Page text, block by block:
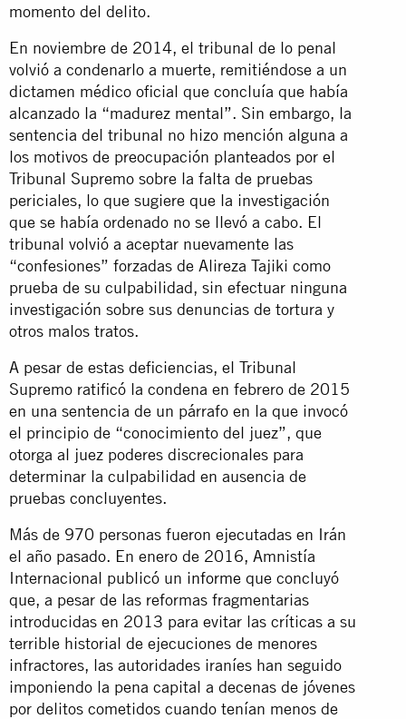
momento del delito.
En noviembre de 2014, el tribunal de lo penal
volvió a condenarlo a muerte, remitiéndose a un
dictamen médico oficial que concluía que había
alcanzado la “madurez mental”. Sin embargo, la
sentencia del tribunal no hizo mención alguna a
los motivos de preocupación planteados por el
Tribunal Supremo sobre la falta de pruebas
periciales, lo que sugiere que la investigación
que se había ordenado no se llevó a cabo. El
tribunal volvió a aceptar nuevamente las
“confesiones” forzadas de Alireza Tajiki como
prueba de su culpabilidad, sin efectuar ninguna
investigación sobre sus denuncias de tortura y
otros malos tratos.
A pesar de estas deficiencias, el Tribunal
Supremo ratificó la condena en febrero de 2015
en una sentencia de un párrafo en la que invocó
el principio de “conocimiento del juez”, que
otorga al juez poderes discrecionales para
determinar la culpabilidad en ausencia de
pruebas concluyentes.
Más de 970 personas fueron ejecutadas en Irán
el año pasado. En enero de 2016, Amnistía
Internacional publicó un informe que concluyó
que, a pesar de las reformas fragmentarias
introducidas en 2013 para evitar las críticas a su
terrible historial de ejecuciones de menores
infractores, las autoridades iraníes han seguido
imponiendo la pena capital a decenas de jóvenes
por delitos cometidos cuando tenían menos de